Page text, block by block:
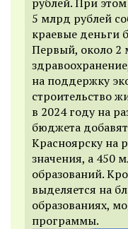
5 млрд рублей
краевые деньги
Первый, около 2
на поддержку
строительство
в 2024 году на
бюджета
Красноярску на
значения, а 450
образований.
выделяется на
образованиях,
программы.